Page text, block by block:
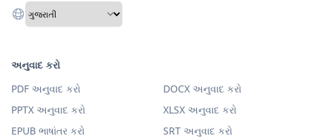
અનુવાદ કરો
PDF અનુવાદ કરો
DOCX અનુવાદ કરો
PPTX અનુવાદ કરો
XLSX અનુવાદ કરો
EPUB ભાષાંતર કરો
SRT અનુવાદ કરો